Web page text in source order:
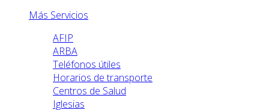
Más Servicios
AFIP
ARBA
Teléfonos útiles
Horarios de transporte
Centros de Salud
Iglesias